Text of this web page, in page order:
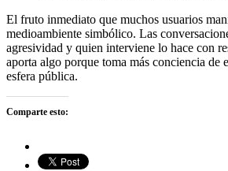
El fruto inmediato que muchos usuarios
medioambiente simbólico. Las
agresividad y quien interviene lo hace con
aporta algo porque toma más conciencia de
esfera pública.
Comparte esto: